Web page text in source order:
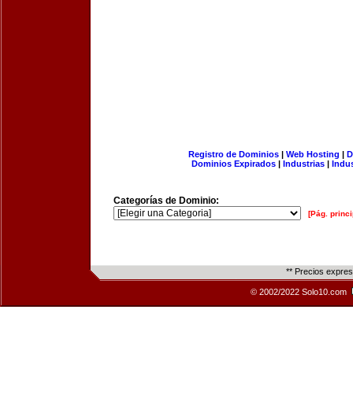
Registro de Dominios| Web Hosting |
Dominios Expirados | Industrias |
Categorías de Dominio:
[Pág.
** Precios
© 2002/2022 Solo10.com